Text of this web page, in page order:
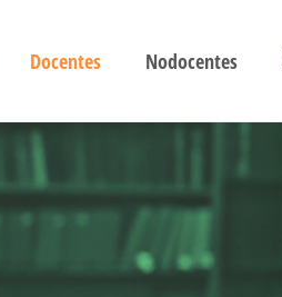
Docentes Nodocentes